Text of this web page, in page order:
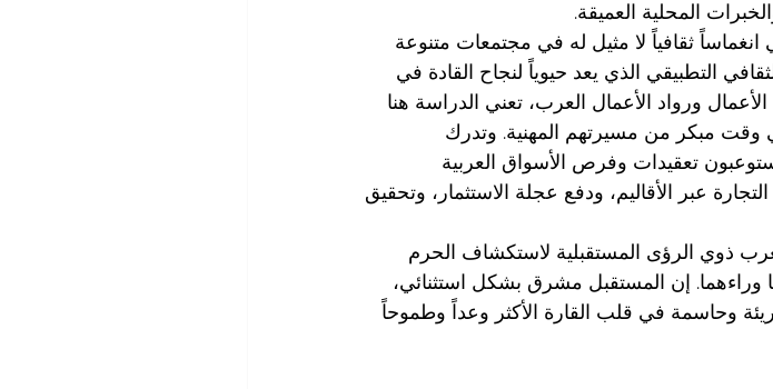
المحلية العميقة.
ثقافياً لا مثيل له في مجتمعات متنوعة
التطبيقي الذي يعد حيوياً لنجاح القادة في
الأعمال ورواد الأعمال العرب، تعني الدراسة هنا
وقت مبكر من مسيرتهم المهنية. وتدرك
تعقيدات وفرص الأسواق العربية
عبر الأقاليم، ودفع عجلة الاستثمار، وتحقيق
ذوي الرؤى المستقبلية لاستكشاف الحرم
وراءهما. إن المستقبل مشرق بشكل استثنائي،
وحاسمة في قلب القارة الأكثر وعداً وطموحاً